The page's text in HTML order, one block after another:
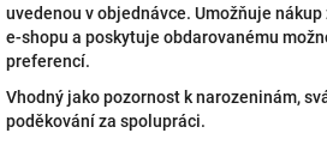
uvedenou v objednávce. Umožňuje
e-shopu a poskytuje obdarovanému
preferencí.
Vhodný jako pozornost k narozeninám,
poděkování za spolupráci.